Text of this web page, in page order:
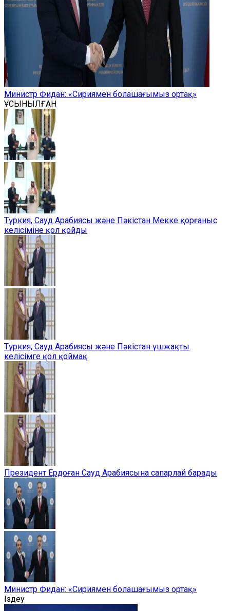
Министр Фидан: «Сириямен болашағымыз ортақ»
ҰСЫНЫЛҒАН
Түркия, Сауд Арабиясы және Пәкістан Мекке қорғаныс
келісіміне қол қойды
Түркия, Сауд Арабиясы және Пәкістан үшжақты
келісімге қол қоймақ
Президент Ердоған Сауд Арабиясына сапарлай барады
Министр Фидан: «Сириямен болашағымыз ортақ»
Іздеу